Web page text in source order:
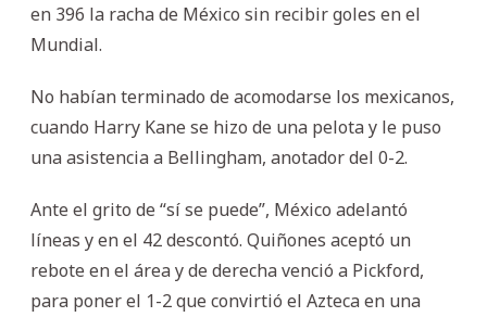
en 396 la racha de México sin recibir goles en el
Mundial.
No habían terminado de acomodarse los mexicanos,
cuando Harry Kane se hizo de una pelota y le puso
una asistencia a Bellingham, anotador del 0-2.
Ante el grito de “sí se puede”, México adelantó
líneas y en el 42 descontó. Quiñones aceptó un
rebote en el área y de derecha venció a Pickford,
para poner el 1-2 que convirtió el Azteca en una